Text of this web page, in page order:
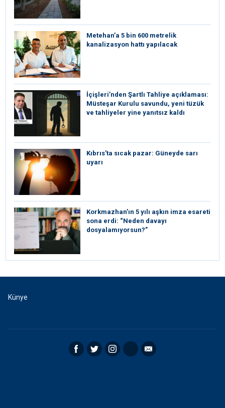
Metehan’a 5 bin 600 metrelik
kanalizasyon hattı yapılacak
İçişleri’nden Şartlı Tahliye açıklaması:
Müsteşar Kurulu savundu, yeni tüzük
ve tahliyeler yine yanıtsız kaldı
Kıbrıs’ta sıcak pazar: Güneyde sarı
uyarı
Korkmazhan’ın 5 yılı aşkın imza esareti
sona erdi: “Neden davayı
dosyalamıyorsun?”
Künye
Facebook Twitter Instagram RSS